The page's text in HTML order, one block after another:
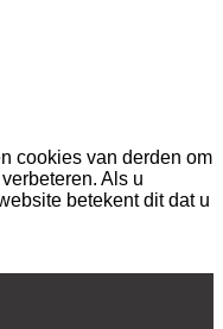
cookies van derden om
Als u
betekent dit dat u